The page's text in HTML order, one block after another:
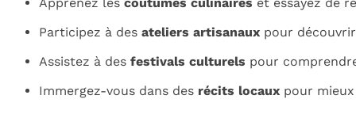
Participez à des ateliers artisanauxpour découvrir
Assistez à des festivals culturels pour
Immergez-vous dans des récits locauxpour mieux